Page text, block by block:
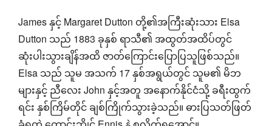
James နှင့် Margaret Dutton တို့၏အကြီးဆုံးသား Elsa
Dutton သည် 1883 ခုနှစ် ရာသီ၏ အထွတ်အထိပ်တွင်
ဆုံးပါးသွားချိန်အထိ ဇာတ်ကြောင်းပြောပြသူဖြစ်သည်။
Elsa သည် သူမ အသက် 17 နှစ်အရွယ်တွင် သူမ၏ မိဘ
များနှင့် ညီလေး John နှင့်အတူ အနောက်နိုင်ငံသို့ ခရီးထွက်
ရင်း နှစ်ကြိမ်တိုင် ချစ်ကြိုက်သွားခဲ့သည်။ ဓားပြသတ်ဖြတ်